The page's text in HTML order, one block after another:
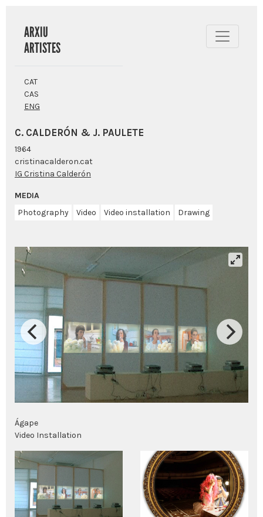
ARXIU
ARTISTES
CAT
CAS
ENG
C. CALDERÓN & J. PAULETE
1964
cristinacalderon.cat
IG Cristina Calderón
MEDIA
Photography
Video Video installation Drawing
Ágape
Video Installation